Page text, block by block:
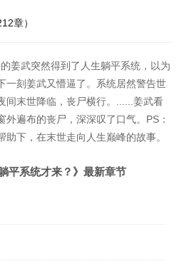
章）
姜武突然得到了人生躺平系统，以为
一刻姜武又懵逼了。系统居然警告世
间末世降临，丧尸横行。......姜武看
遍布的丧尸，深深叹了口气。PS：
下，在末世走向人生巅峰的故事。
平系统才来？》最新章节